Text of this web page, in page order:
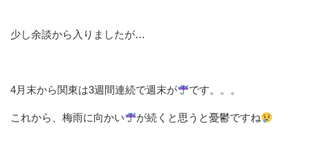
少し余談から入りましたが…
4月末から関東は3週間連続で週末が です。。。
これから、梅雨に向かい が続くと思うと憂鬱ですね